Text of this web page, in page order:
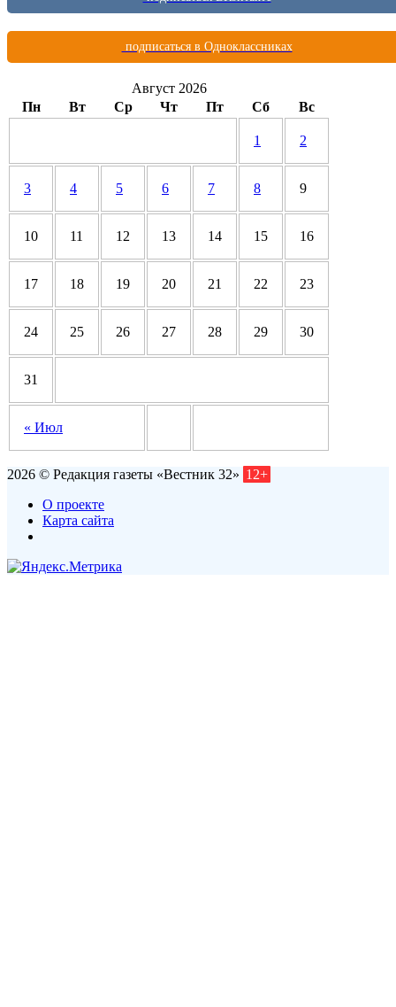
подписаться в Одноклассниках
Август 2026
Пн
Вт Ср Чт Пт Сб Вс
« Июл
1 2
3 4 5 6 7 8 9
10 11 12 13 14 15 16
17 18 19 20 21 22 23
24 25 26 27 28 29 30
31
2026 © Редакция газеты «Вестник 32» 12+
О проекте
Карта сайта